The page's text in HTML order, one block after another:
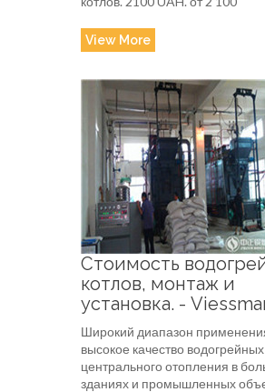
View More
Стоимость
котлов, монтаж и
установка. -
Широкий диапазон
высокое качество
центрального отопления в
зданиях и промышленных